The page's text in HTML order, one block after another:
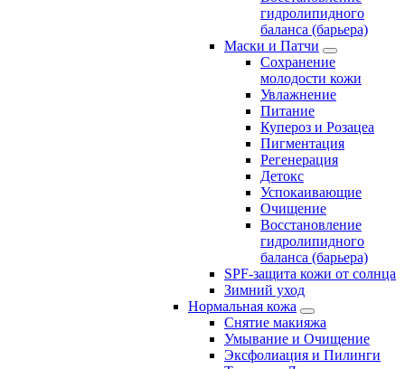
гидролипидного
баланса (барьера)
Маски и Патчи
Сохранение
молодости кожи
Увлажнение
Питание
Купероз и Розацеа
Пигментация
Регенерация
Детокс
Успокаивающие
Очищение
Восстановление
гидролипидного
баланса (барьера)
SPF-защита кожи от солнца
Зимний уход
Нормальная кожа
Снятие макияжа
Умывание и Очищение
Эксфолиация и Пилинги